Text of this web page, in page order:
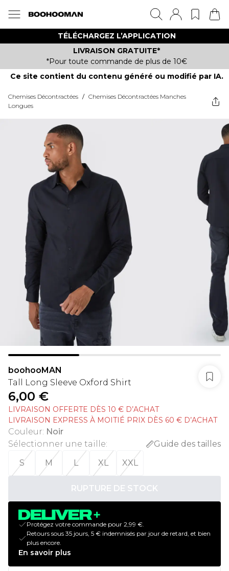
TÉLÉCHARGEZ L’APPLICATION
LIVRAISON GRATUITE*
*Pour toute commande de plus de 10€
Ce site contient du contenu généré ou modifié par IA.
Chemises Décontractées / Chemises Décontractées Manches
Longues
boohooMAN
Tall Long Sleeve Oxford Shirt
6,00 €
LIVRAISON OFFERTE DÈS 10 € D’ACHAT
LIVRAISON EXPRESS À MOITIÉ PRIX DÈS 60 € D’ACHAT
Couleur: Noir
Sélectionner une taille:
Guide des tailles
S
M L XL XXL
RUPTURE DE STOCK
Protégez votre commande pour 2,99 €.
Retours sous 35 jours, 5 € indemnisés par jour de retard, et bien
plus encore.
En savoir plus